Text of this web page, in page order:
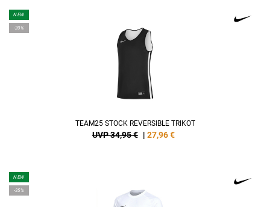
NEW
-20%
TEAM25 STOCK REVERSIBLE TRIKOT
UVP 34,95 € | 27,96€
NEW
-35%